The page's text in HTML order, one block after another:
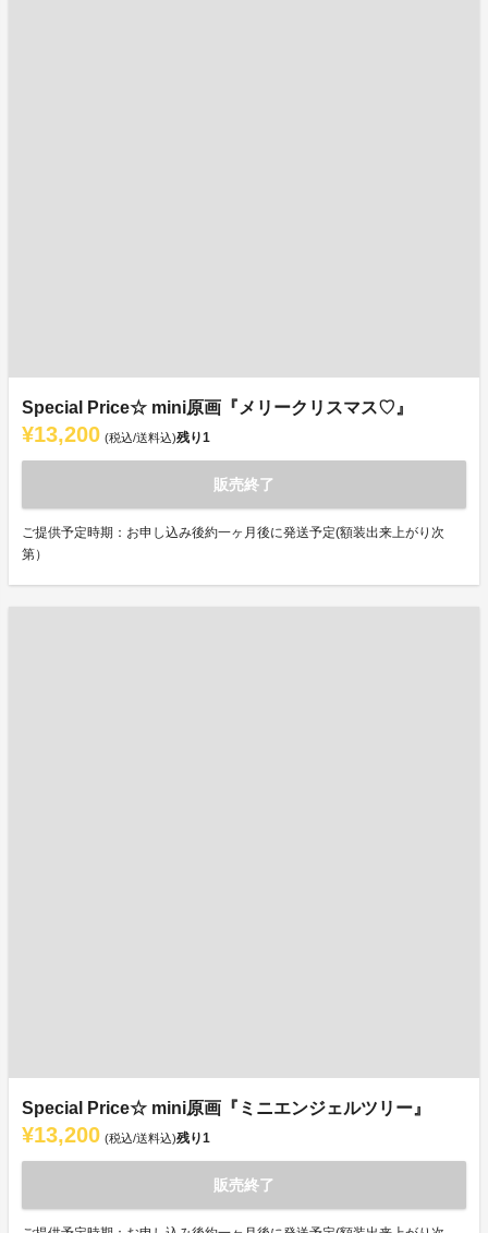
Special Price☆ mini原画『メリークリスマス♡』
¥13,200 (税込/送料込)残り1
販売終了
ご提供予定時期：お申し込み後約一ヶ月後に発送予定(額装出来上がり次
第）
Special Price☆ mini原画『ミニエンジェルツリー』
¥13,200 (税込/送料込)残り1
販売終了